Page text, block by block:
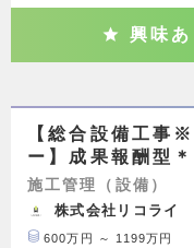
興味あ
【総合設備工事
ー】成果報酬型
施工管理（設備）
株式会社リコライ
600万円 ～ 1199万円